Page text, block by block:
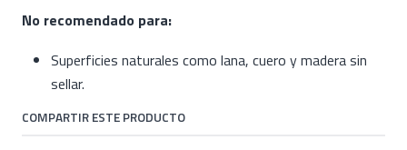
No recomendado para:
Superficies naturales como lana, cuero y madera sin
sellar.
COMPARTIR ESTE PRODUCTO